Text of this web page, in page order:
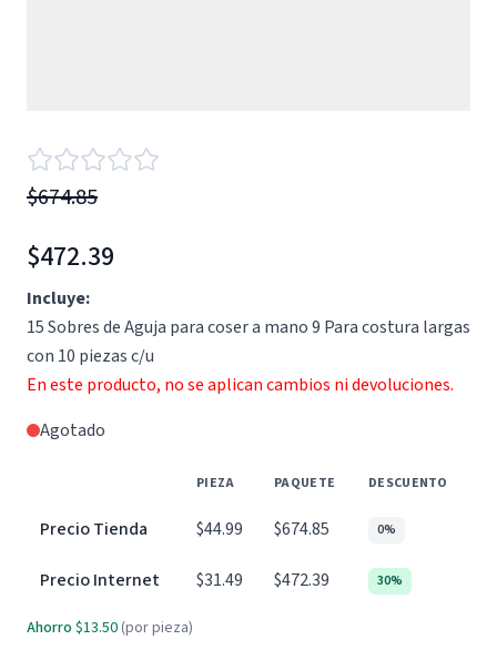
$674.85
$472.39
Incluye:
15 Sobres de Aguja para coser a mano 9 Para costura largas
con 10 piezas c/u
En este producto, no se aplican cambios ni devoluciones.
Agotado
PIEZA PAQUETE DESCUENTO
Precio Tienda $44.99 $674.85 0%
Precio Internet $31.49 $472.39 30%
Ahorro $13.50 (por pieza)